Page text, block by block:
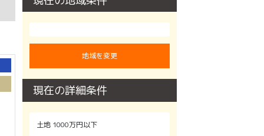
地域を変更
現在の詳細条件
土地 1000万円以下